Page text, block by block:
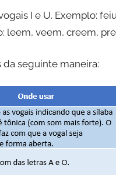
I e U. Exemplo:
leem, veem, creem,
seguinte maneira: